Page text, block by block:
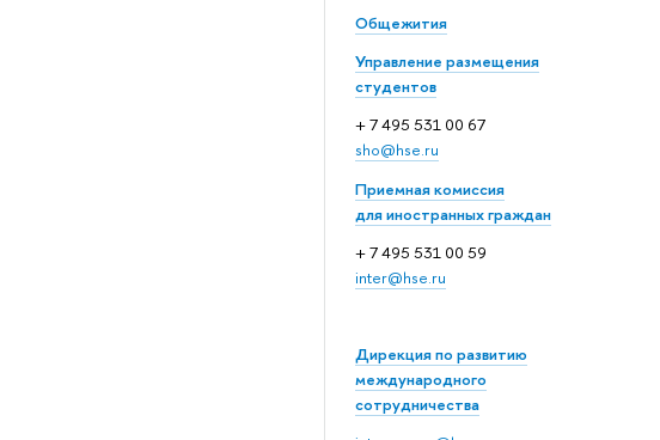
Общежития
Управление размещения
студентов
+ 7 495 531 00 67
sho@hse.ru
Приемная комиссия
для иностранных граждан
+ 7 495 531 00 59
inter@hse.ru
Дирекция по развитию
международного
сотрудничества